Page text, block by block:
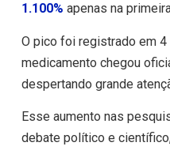
1.100% apenas na
O pico foi registrado em
medicamento chegou
despertando grande
Esse aumento nas
debate político e